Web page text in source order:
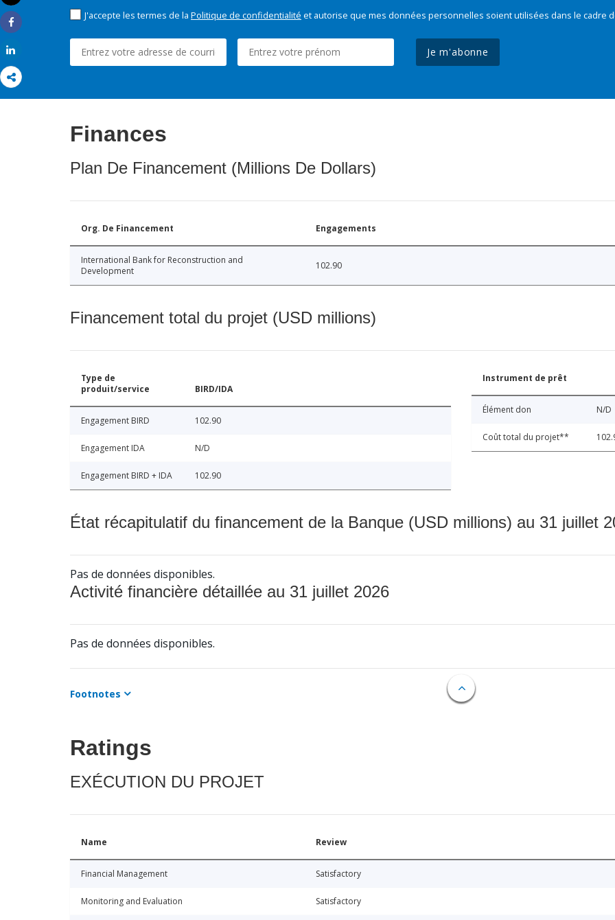
Imprimer
Share
J'accepte les termes de la Politique de confidentialité et autorise que mes données personnelles soient utilisées dans le cadre
Je m'abonne
Finances
Plan De Financement (Millions De Dollars)
Org. De Financement Engagements
International Bank for Reconstruction and
Development
102.90
Financement total du projet (USD millions)
Type de
produit/service
BIRD/IDA
Engagement BIRD 102.90
Engagement IDA N/D
Engagement BIRD + IDA 102.90
Instrument de prêt
Élément don N/D
Coût total du projet**
État récapitulatif du financement de la Banque (USD millions) au 31 juillet
Pas de données disponibles.
Activité financière détaillée au 31 juillet 2026
Pas de données disponibles.
Footnotes
Ratings
EXÉCUTION DU PROJET
Name Review
Financial Management Satisfactory
Monitoring and Evaluation Satisfactory